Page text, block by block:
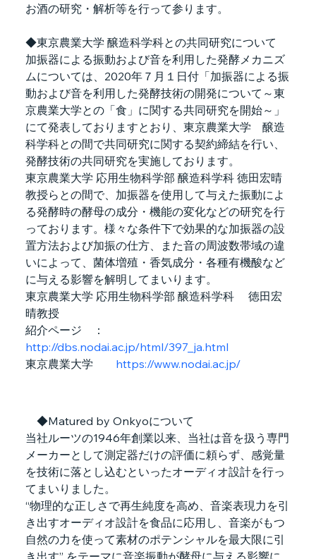
お酒の研究・解析等を行って参ります。
◆東京農業大学 醸造科学科との共同研究について
加振器による振動および音を利用した発酵メカニズ
ムについては、2020年７月１日付「加振器による振
動および音を利用した発酵技術の開発について～東
京農業大学との「食」に関する共同研究を開始～」
にて発表しておりますとおり、東京農業大学　醸造
科学科との間で共同研究に関する契約締結を行い、
発酵技術の共同研究を実施しております。
東京農業大学 応用生物科学部 醸造科学科 徳田宏晴
教授らとの間で、加振器を使用して与えた振動によ
る発酵時の酵母の成分・機能の変化などの研究を行
っております。様々な条件下で効果的な加振器の設
置方法および加振の仕方、また音の周波数帯域の違
いによって、菌体増殖・香気成分・各種有機酸など
に与える影響を解明してまいります。
東京農業大学 応用生物科学部 醸造科学科　 徳田宏
晴教授
紹介ページ　：
http://dbs.nodai.ac.jp/html/397_ja.html
東京農業大学 https://www.nodai.ac.jp/
◆Matured by Onkyoについて
当社ルーツの1946年創業以来、当社は音を扱う専門
メーカーとして測定器だけの評価に頼らず、感覚量
を技術に落とし込むといったオーディオ設計を行っ
てまいりました。
“物理的な正しさで再生純度を高め、音楽表現力を引
き出すオーディオ設計を食品に応用し、音楽がもつ
自然の力を使って素材のポテンシャルを最大限に引
き出す” をテーマに音楽振動が酵母に与える影響に